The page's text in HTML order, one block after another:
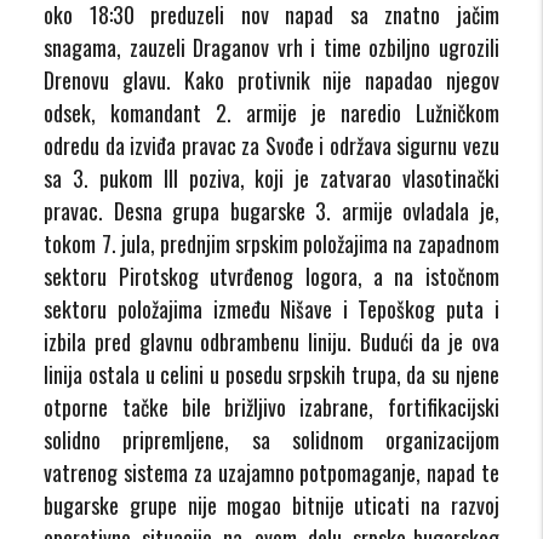
oko 18:30 preduzeli nov napad sa znatno jačim
snagama, zauzeli Draganov vrh i time ozbiljno ugrozili
Drenovu glavu. Kako protivnik nije napadao njegov
odsek, komandant 2. armije je naredio Lužničkom
odredu da izviđa pravac za Svođe i održava sigurnu vezu
sa 3. pukom III poziva, koji je zatvarao vlasotinački
pravac. Desna grupa bugarske 3. armije ovladala je,
tokom 7. jula, prednjim srpskim položajima na zapadnom
sektoru Pirotskog utvrđenog logora, a na istočnom
sektoru položajima između Nišave i Tepoškog puta i
izbila pred glavnu odbrambenu liniju. Budući da je ova
linija ostala u celini u posedu srpskih trupa, da su njene
otporne tačke bile brižljivo izabrane, fortifikacijski
solidno pripremljene, sa solidnom organizacijom
vatrenog sistema za uzajamno potpomaganje, napad te
bugarske grupe nije mogao bitnije uticati na razvoj